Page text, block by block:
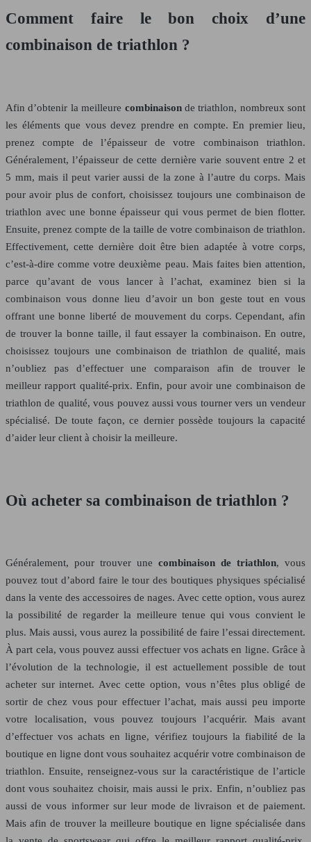
Comment faire le bon choix d’une
combinaison de triathlon ?
Afin d’obtenir la meilleure combinaisonde triathlon, nombreux sont
les éléments que vous devez prendre en compte. En premier lieu,
prenez compte de l’épaisseur de votre combinaison triathlon.
Généralement, l’épaisseur de cette dernière varie souvent entre 2 et
5 mm, mais il peut varier aussi de la zone à l’autre du corps. Mais
pour avoir plus de confort, choisissez toujours une combinaison de
triathlon avec une bonne épaisseur qui vous permet de bien flotter.
Ensuite, prenez compte de la taille de votre combinaison de triathlon.
Effectivement, cette dernière doit être bien adaptée à votre corps,
c’est-à-dire comme votre deuxième peau. Mais faites bien attention,
parce qu’avant de vous lancer à l’achat, examinez bien si la
combinaison vous donne lieu d’avoir un bon geste tout en vous
offrant une bonne liberté de mouvement du corps. Cependant, afin
de trouver la bonne taille, il faut essayer la combinaison. En outre,
choisissez toujours une combinaison de triathlon de qualité, mais
n’oubliez pas d’effectuer une comparaison afin de trouver le
meilleur rapport qualité-prix. Enfin, pour avoir une combinaison de
triathlon de qualité, vous pouvez aussi vous tourner vers un vendeur
spécialisé. De toute façon, ce dernier possède toujours la capacité
d’aider leur client à choisir la meilleure.
Où acheter sa combinaison de triathlon ?
Généralement, pour trouver une combinaison de triathlon, vous
pouvez tout d’abord faire le tour des boutiques physiques spécialisé
dans la vente des accessoires de nages. Avec cette option, vous aurez
la possibilité de regarder la meilleure tenue qui vous convient le
plus. Mais aussi, vous aurez la possibilité de faire l’essai directement.
À part cela, vous pouvez aussi effectuer vos achats en ligne. Grâce à
l’évolution de la technologie, il est actuellement possible de tout
acheter sur internet. Avec cette option, vous n’êtes plus obligé de
sortir de chez vous pour effectuer l’achat, mais aussi peu importe
votre localisation, vous pouvez toujours l’acquérir. Mais avant
d’effectuer vos achats en ligne, vérifiez toujours la fiabilité de la
boutique en ligne dont vous souhaitez acquérir votre combinaison de
triathlon. Ensuite, renseignez-vous sur la caractéristique de l’article
dont vous souhaitez choisir, mais aussi le prix. Enfin, n’oubliez pas
aussi de vous informer sur leur mode de livraison et de paiement.
Mais afin de trouver la meilleure boutique en ligne spécialisée dans